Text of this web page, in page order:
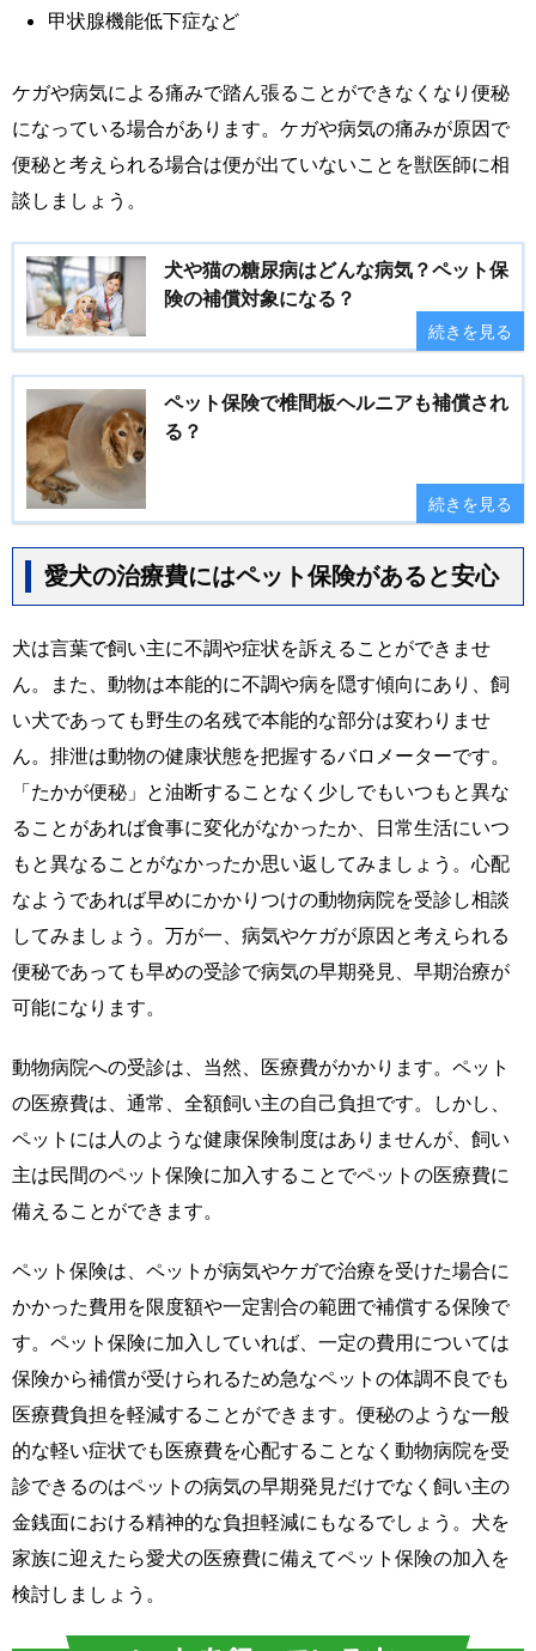
甲状腺機能低下症など
ケガや病気による痛みで踏ん張ることができなくなり便秘
になっている場合があります。ケガや病気の痛みが原因で
便秘と考えられる場合は便が出ていないことを獣医師に相
談しましょう。
犬や猫の糖尿病はどんな病気？ペット保
険の補償対象になる？
続きを見る
ペット保険で椎間板ヘルニアも補償され
る？
続きを見る
愛犬の治療費にはペット保険があると安心
犬は言葉で飼い主に不調や症状を訴えることができませ
ん。また、動物は本能的に不調や病を隠す傾向にあり、飼
い犬であっても野生の名残で本能的な部分は変わりませ
ん。排泄は動物の健康状態を把握するバロメーターです。
「たかが便秘」と油断することなく少しでもいつもと異な
ることがあれば食事に変化がなかったか、日常生活にいつ
もと異なることがなかったか思い返してみましょう。心配
なようであれば早めにかかりつけの動物病院を受診し相談
してみましょう。万が一、病気やケガが原因と考えられる
便秘であっても早めの受診で病気の早期発見、早期治療が
可能になります。
動物病院への受診は、当然、医療費がかかります。ペット
の医療費は、通常、全額飼い主の自己負担です。しかし、
ペットには人のような健康保険制度はありませんが、飼い
主は民間のペット保険に加入することでペットの医療費に
備えることができます。
ペット保険は、ペットが病気やケガで治療を受けた場合に
かかった費用を限度額や一定割合の範囲で補償する保険で
す。ペット保険に加入していれば、一定の費用については
保険から補償が受けられるため急なペットの体調不良でも
医療費負担を軽減することができます。便秘のような一般
的な軽い症状でも医療費を心配することなく動物病院を受
診できるのはペットの病気の早期発見だけでなく飼い主の
金銭面における精神的な負担軽減にもなるでしょう。犬を
家族に迎えたら愛犬の医療費に備えてペット保険の加入を
検討しましょう。